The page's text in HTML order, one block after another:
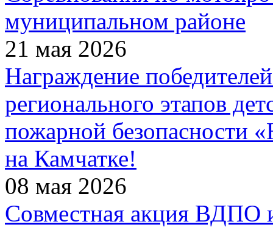
муниципальном районе
21 мая 2026
Награждение
регионального этапов
пожарной безопасности
на Камчатке!
08 мая 2026
Совместная акция